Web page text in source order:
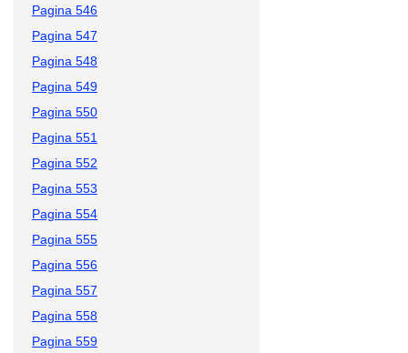
Pagina 546
Pagina 547
Pagina 548
Pagina 549
Pagina 550
Pagina 551
Pagina 552
Pagina 553
Pagina 554
Pagina 555
Pagina 556
Pagina 557
Pagina 558
Pagina 559